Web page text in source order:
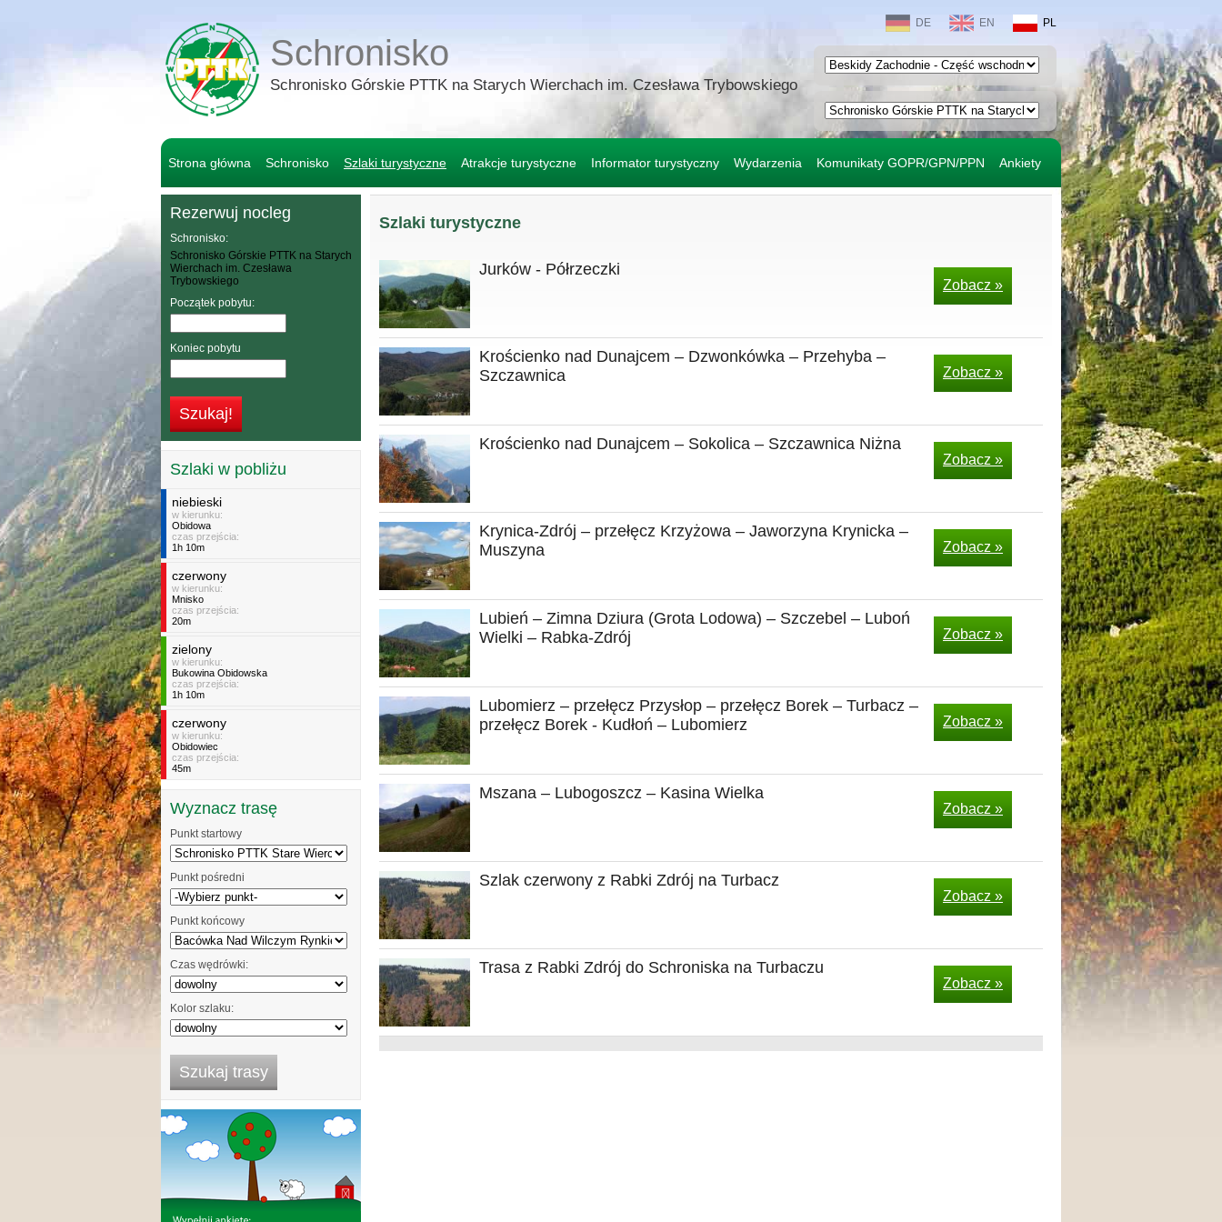
Schronisko
Schronisko Górskie PTTK na Starych Wierchach im. Czesława Trybowskiego
PL
EN
DE
Strona główna Schronisko Szlaki turystyczne Atrakcje turystyczne Informator turystyczny Wydarzenia Komunikaty GOPR/GPN/PPN Ankiety
Rezerwuj nocleg
Schronisko:
Schronisko Górskie PTTK na Starych
Wierchach im. Czesława
Trybowskiego
Początek pobytu:
Koniec pobytu
Szlaki w pobliżu
niebieski
w kierunku:
Obidowa
czas przejścia:
1h 10m
czerwony
w kierunku:
Mnisko
czas przejścia:
20m
zielony
w kierunku:
Bukowina Obidowska
czas przejścia:
1h 10m
czerwony
w kierunku:
Obidowiec
czas przejścia:
45m
Wyznacz trasę
Punkt startowy
Punkt pośredni
Punkt końcowy
Czas wędrówki:
Kolor szlaku:
Szlaki turystyczne
Jurków - Półrzeczki
Zobacz »
Krościenko nad Dunajcem – Dzwonkówka – Przehyba –
Szczawnica
Zobacz »
Krościenko nad Dunajcem – Sokolica – Szczawnica Niżna
Zobacz »
Krynica-Zdrój – przełęcz Krzyżowa – Jaworzyna Krynicka –
Muszyna
Zobacz »
Lubień – Zimna Dziura (Grota Lodowa) – Szczebel – Luboń
Wielki – Rabka-Zdrój
Zobacz »
Lubomierz – przełęcz Przysłop – przełęcz Borek – Turbacz –
przełęcz Borek - Kudłoń – Lubomierz
Zobacz »
Mszana – Lubogoszcz – Kasina Wielka
Zobacz »
Szlak czerwony z Rabki Zdrój na Turbacz
Zobacz »
Trasa z Rabki Zdrój do Schroniska na Turbaczu
Zobacz »